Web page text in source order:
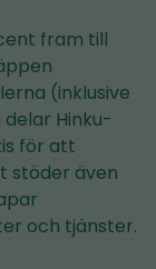
fram till
(inklusive
Hinku-
för att
stöder även
och tjänster.